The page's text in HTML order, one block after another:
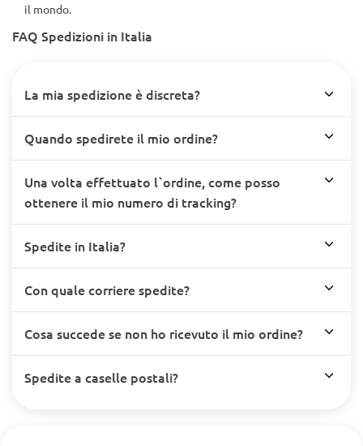
il mondo.
FAQ Spedizioni in Italia
La mia spedizione è discreta?
Quando spedirete il mio ordine?
Una volta effettuato l`ordine, come posso
ottenere il mio numero di tracking?
Spedite in Italia?
Con quale corriere spedite?
Cosa succede se non ho ricevuto il mio ordine?
Spedite a caselle postali?